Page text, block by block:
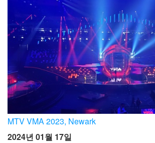
MTV VMA 2023, Newark
2024년 01월 17일